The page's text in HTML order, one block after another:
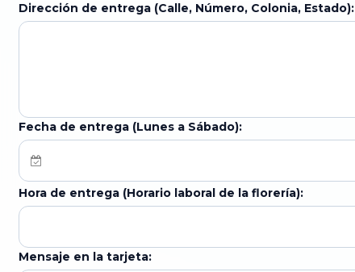
Dirección de entrega (Calle, Número, Colonia, Estado):
Fecha de entrega (Lunes a Sábado):
Hora de entrega (Horario laboral de la florería):
Mensaje en la tarjeta: